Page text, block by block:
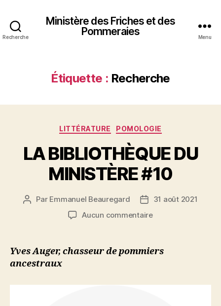
Recherche
Ministère des Friches et des
Pommeraies
Menu
Étiquette : Recherche
Catégories
LITTÉRATURE POMOLOGIE
LA BIBLIOTHÈQUE DU
MINISTÈRE #10
Auteur
Par Emmanuel Beauregard
Date
de
31 août 2021
Aucun commentairesur
Yves Auger, chasseur de pommiers
ancestraux